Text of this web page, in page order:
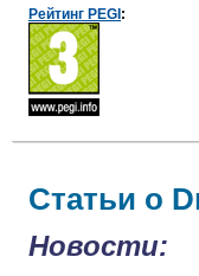
Рейтинг PEGI :
Статьи о
Новости: